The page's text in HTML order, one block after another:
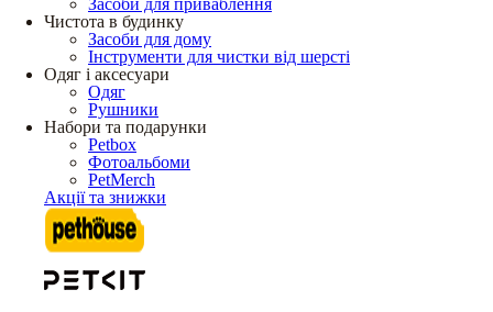
Засоби для приваблення
Чистота в будинку
Засоби для дому
Інструменти для чистки від шерсті
Одяг і аксесуари
Одяг
Рушники
Набори та подарунки
Petbox
Фотоальбоми
PetMerch
Акції та знижки